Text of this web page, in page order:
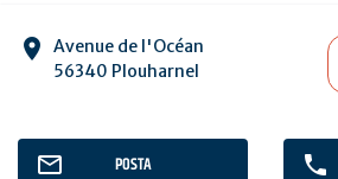
Avenue de l'Océan
56340 Plouharnel
POSTA